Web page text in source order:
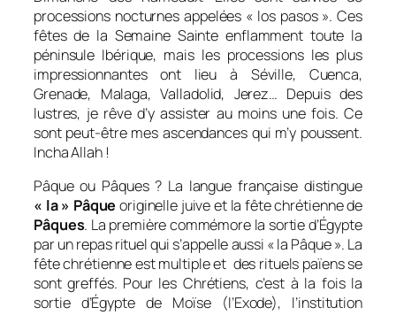
processions nocturnes appelées « los pasos ». Ces
fêtes de la Semaine Sainte enflamment toute la
péninsule Ibérique, mais les processions les plus
impressionnantes ont lieu à Séville, Cuenca,
Grenade, Malaga, Valladolid, Jerez… Depuis des
lustres, je rêve d’y assister au moins une fois. Ce
sont peut-être mes ascendances qui m’y poussent.
Incha Allah !
Pâque ou Pâques ? La langue française distingue
« la » Pâque originelle juive et la fête chrétienne de
Pâques. La première commémore la sortie d’Égypte
par un repas rituel qui s’appelle aussi « la Pâque ». La
fête chrétienne est multiple et des rituels païens se
sont greffés. Pour les Chrétiens, c’est à la fois la
sortie d’Égypte de Moïse (l’Exode), l’institution